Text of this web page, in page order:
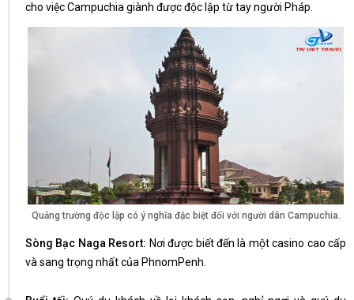
cho việc Campuchia giành được độc lập từ tay người Pháp.
Quảng trường độc lập có ý nghĩa đặc biệt đối với người dân Campuchia.
Sòng Bạc Naga Resort: Nơi được biết đến là một casino cao cấp
và sang trọng nhất của PhnomPenh.